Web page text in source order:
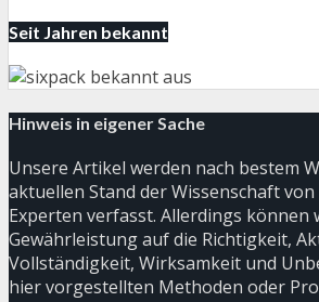
Seit Jahren bekannt
Hinweis in eigener Sache
Unsere Artikel werden nach bestem
aktuellen Stand der Wissenschaft
Experten verfasst. Allerdings können
Gewährleistung auf die Richtigkeit,
Vollständigkeit, Wirksamkeit und
hier vorgestellten Methoden oder